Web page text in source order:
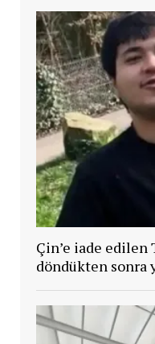
Çin’e iade edilen
döndükten sonra